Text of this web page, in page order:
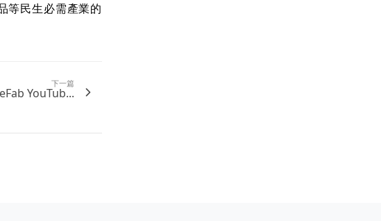
等民生必需產業的
下一篇
YouTub...